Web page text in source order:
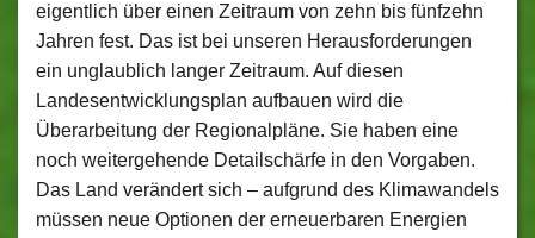
eigentlich über einen Zeitraum von zehn bis fünfzehn
Jahren fest. Das ist bei unseren Herausforderungen
ein unglaublich langer Zeitraum. Auf diesen
Landesentwicklungsplan aufbauen wird die
Überarbeitung der Regionalpläne. Sie haben eine
noch weitergehende Detailschärfe in den Vorgaben.
Das Land verändert sich – aufgrund des Klimawandels
müssen neue Optionen der erneuerbaren Energien